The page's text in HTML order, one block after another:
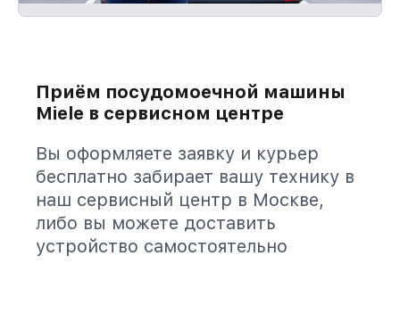
Приём посудомоечной машины
Miele в сервисном центре
Вы оформляете заявку и курьер
бесплатно забирает вашу технику в
наш сервисный центр в Москве,
либо вы можете доставить
устройство самостоятельно